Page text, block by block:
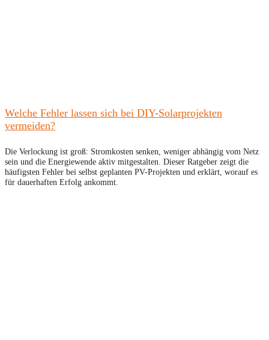
Welche Fehler lassen sich bei DIY-Solarprojekten
vermeiden?
Die Verlockung ist groß: Stromkosten senken, weniger abhängig vom Netz
sein und die Energiewende aktiv mitgestalten. Dieser Ratgeber zeigt die
häufigsten Fehler bei selbst geplanten PV-Projekten und erklärt, worauf es
für dauerhaften Erfolg ankommt.